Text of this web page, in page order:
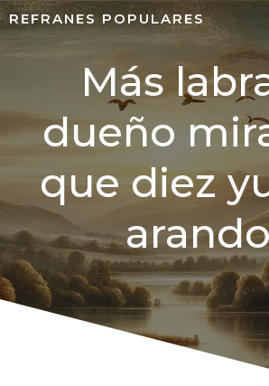
REFRANES POPULARES
Más
dueño
que diez